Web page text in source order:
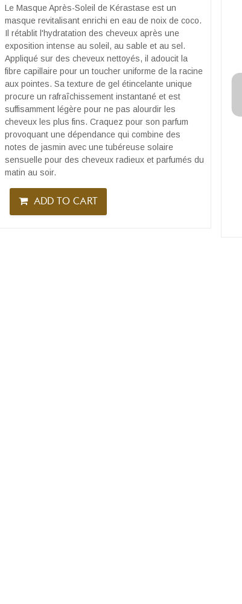
Le Masque Après-Soleil de Kérastase est un
masque revitalisant enrichi en eau de noix de coco.
Il rétablit l'hydratation des cheveux après une
exposition intense au soleil, au sable et au sel.
Appliqué sur des cheveux nettoyés, il adoucit la
fibre capillaire pour un toucher uniforme de la racine
aux pointes. Sa texture de gel étincelante unique
procure un rafraîchissement instantané et est
suffisamment légère pour ne pas alourdir les
cheveux les plus fins. Craquez pour son parfum
provoquant une dépendance qui combine des
notes de jasmin avec une tubéreuse solaire
sensuelle pour des cheveux radieux et parfumés du
matin au soir.
ADD TO CART